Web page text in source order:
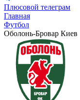
Плюсовой телеграм
Главная
Футбол
Оболонь-Бровар Киев